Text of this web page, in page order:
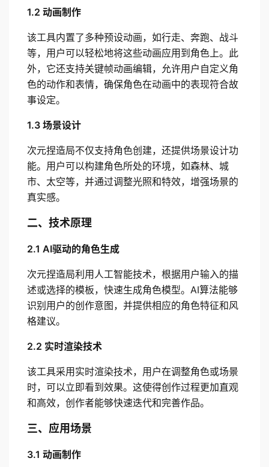
1.2 动画制作
该工具内置了多种预设动画，如行走、奔跑、战斗
等，用户可以轻松地将这些动画应用到角色上。此
外，它还支持关键帧动画编辑，允许用户自定义角
色的动作和表情，确保角色在动画中的表现符合故
事设定。
1.3 场景设计
次元捏造局不仅支持角色创建，还提供场景设计功
能。用户可以构建角色所处的环境，如森林、城
市、太空等，并通过调整光照和特效，增强场景的
真实感。
二、技术原理
2.1 AI驱动的角色生成
次元捏造局利用人工智能技术，根据用户输入的描
述或选择的模板，快速生成角色模型。AI算法能够
识别用户的创作意图，并提供相应的角色特征和风
格建议。
2.2 实时渲染技术
该工具采用实时渲染技术，用户在调整角色或场景
时，可以立即看到效果。这使得创作过程更加直观
和高效，创作者能够快速迭代和完善作品。
三、应用场景
3.1 动画制作